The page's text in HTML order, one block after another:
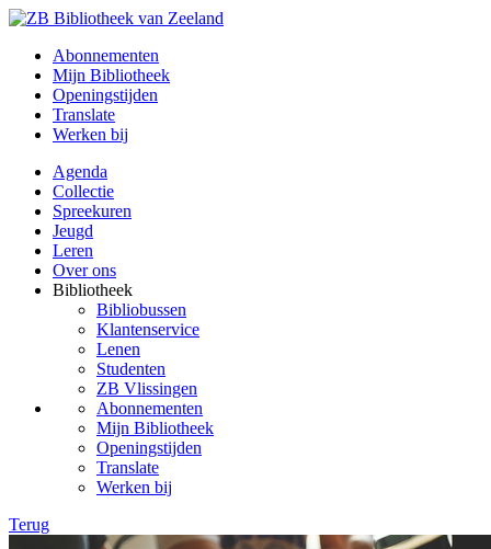
Abonnementen
Mijn Bibliotheek
Openingstijden
Translate
Werken bij
Agenda
Collectie
Spreekuren
Jeugd
Leren
Over ons
Bibliotheek
Bibliobussen
Klantenservice
Lenen
Studenten
ZB Vlissingen
Abonnementen
Mijn Bibliotheek
Openingstijden
Translate
Werken bij
Terug